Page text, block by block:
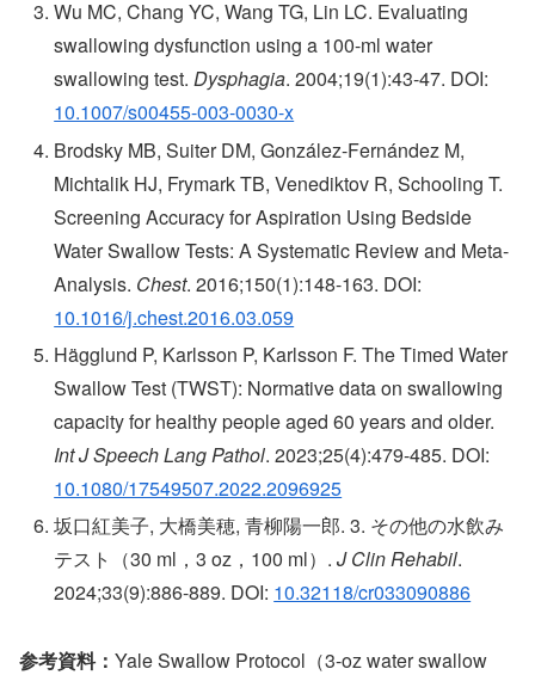
Wu MC, Chang YC, Wang TG, Lin LC. Evaluating
swallowing dysfunction using a 100-ml water
swallowing test.Dysphagia. 2004;19(1):43-47. DOI:
10.1007/s00455-003-0030-x
Brodsky MB, Suiter DM, González-Fernández M,
Michtalik HJ, Frymark TB, Venediktov R, Schooling T.
Screening Accuracy for Aspiration Using Bedside
Water Swallow Tests: A Systematic Review and Meta-
Analysis. Chest. 2016;150(1):148-163. DOI:
10.1016/j.chest.2016.03.059
Hägglund P, Karlsson P, Karlsson F. The Timed Water
Swallow Test (TWST): Normative data on swallowing
capacity for healthy people aged 60 years and older.
Int J Speech Lang Pathol. 2023;25(4):479-485. DOI:
10.1080/17549507.2022.2096925
坂口紅美子, 大橋美穂, 青柳陽一郎. 3. その他の水飲み
テスト（30 ml，3 oz，100 ml）.J Clin Rehabil.
2024;33(9):886-889. DOI: 10.32118/cr033090886
参考資料： Yale Swallow Protocol（3-oz water swallow